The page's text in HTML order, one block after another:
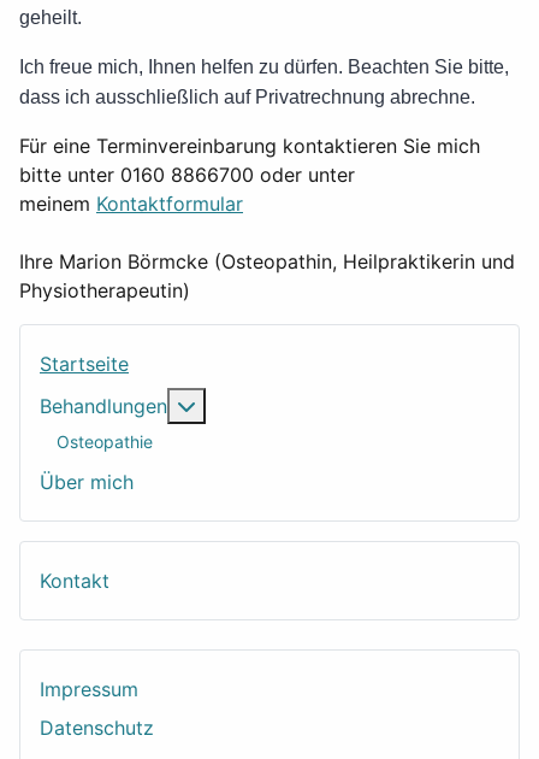
geheilt.
Ich freue mich, Ihnen helfen zu dürfen. Beachten Sie bitte,
dass ich ausschließlich auf Privatrechnung abrechne.
Für eine Terminvereinbarung kontaktieren Sie mich
bitte unter 0160 8866700 oder unter
meinem Kontaktformular
Ihre Marion Börmcke (Osteopathin, Heilpraktikerin und
Physiotherapeutin)
Startseite
Behandlungen
Osteopathie
Über mich
Kontakt
Impressum
Datenschutz